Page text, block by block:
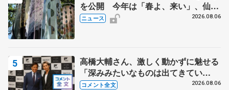
を公開 今年は「春よ、来い」、仙台
の瑞鳳殿
ニュース 2026.08.06
高橋大輔さん、激しく動かずに魅せる
「深みみたいなものは出てきてい
る？」 〝兄さん〟と慕うレジェンド
コメント全文 2026.08.06